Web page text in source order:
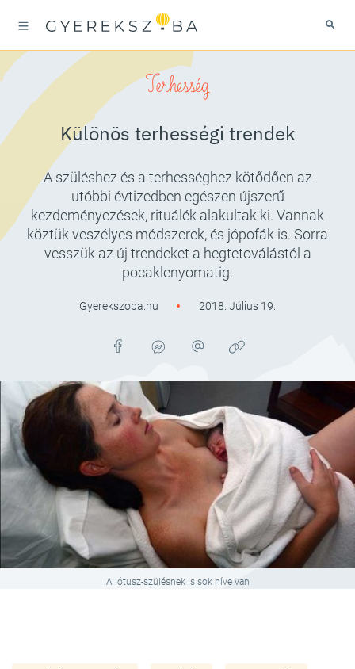
Terhesség
Különös terhességi trendek
A szüléshez és a terhességhez kötődően az
utóbbi évtizedben egészen újszerű
kezdeményezések, rituálék alakultak ki. Vannak
köztük veszélyes módszerek, és jópofák is. Sorra
vesszük az új trendeket a hegtetoválástól a
pocaklenyomatig.
Gyerekszoba.hu 2018. Július 19.
A lótusz-szülésnek is sok híve van